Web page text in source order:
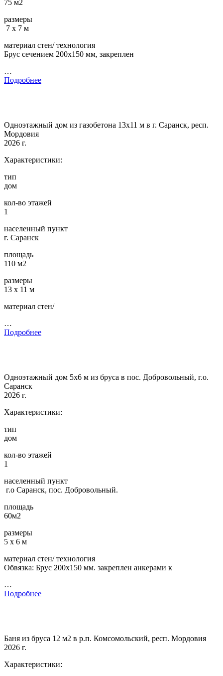
75 м2
размеры
7 х 7 м
материал стен/ технология
Брус сечением 200х150 мм, закреплен
…
Подробнее
Одноэтажный дом из газобетона 13х11 м в г. Саранск, респ.
Мордовия
2026 г.
Характеристики:
тип
дом
кол-во этажей
1
населенный пункт
г. Саранск
площадь
110 м2
размеры
13 х 11 м
материал стен/
…
Подробнее
Одноэтажный дом 5х6 м из бруса в пос. Добровольный, г.о.
Саранск
2026 г.
Характеристики:
тип
дом
кол-во этажей
1
населенный пункт
г.о Саранск, пос. Добровольный.
площадь
60м2
размеры
5 х 6 м
материал стен/ технология
Обвязка: Брус 200х150 мм. закреплен анкерами к
…
Подробнее
Баня из бруса 12 м2 в р.п. Комсомольский, респ. Мордовия
2026 г.
Характеристики: